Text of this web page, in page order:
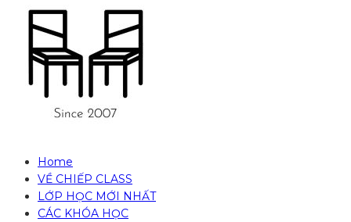
Home
VỀ CHIẾP CLASS
LỚP HỌC MỚI NHẤT
CÁC KHÓA HỌC